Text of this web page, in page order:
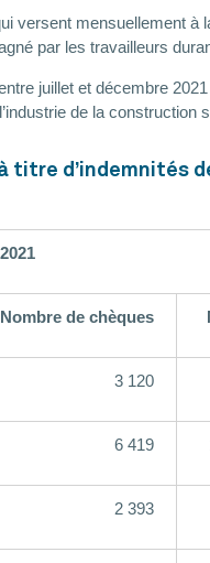
versent mensuellement
par les travailleurs
juillet et décembre
de la
titre d’indemnités
2021
Nombre de chèques
3 120
6 419
2 393